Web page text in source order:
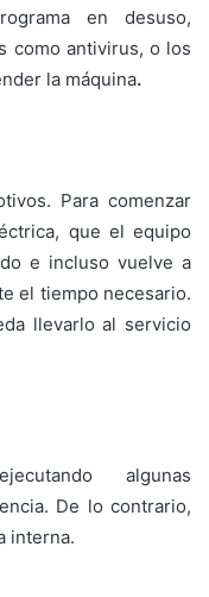
en desuso,
como antivirus, o los
la máquina.
Para comenzar
que el equipo
e incluso vuelve a
el tiempo necesario.
llevarlo al servicio
algunas
De lo contrario,
interna.